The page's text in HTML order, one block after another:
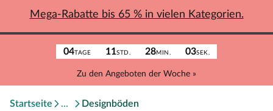
04TAGE 11STD. 28MIN. 03SEK.
Zu den Angeboten der Woche »
Mega-Rabatte bis 65 % in vielen Kategorien.
Startseite Designböden